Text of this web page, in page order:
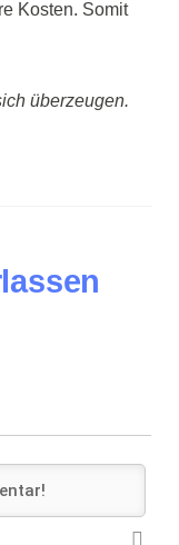
Kosten. Somit
überzeugen.